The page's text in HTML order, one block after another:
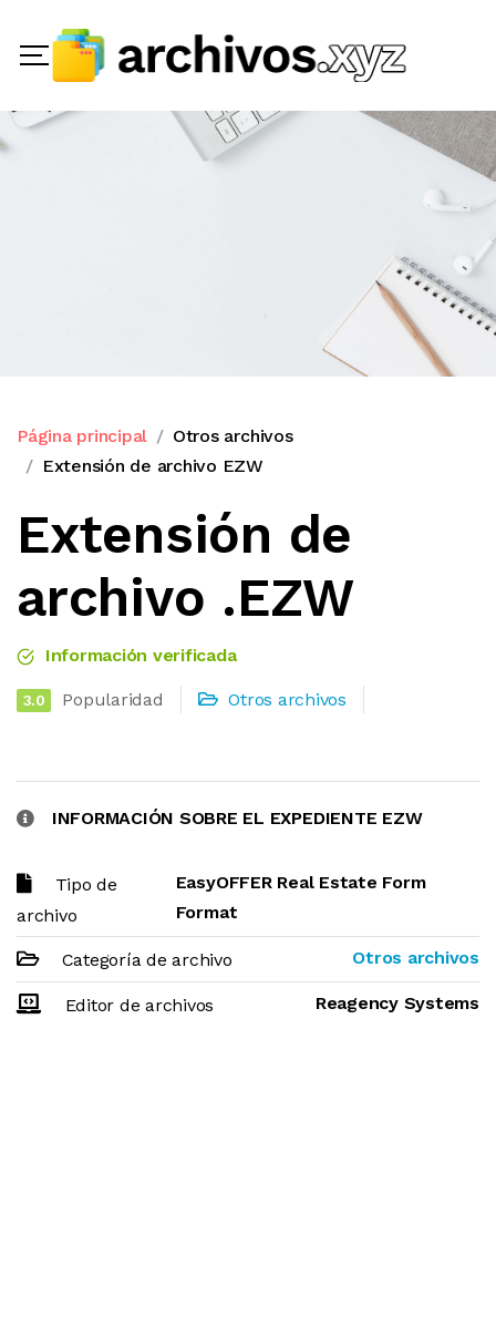
Página principal
Otros archivos
Extensión de archivo EZW
Extensión de
archivo .EZW
Información verificada
3.0 Popularidad Otros archivos
INFORMACIÓN SOBRE EL EXPEDIENTE EZW
Tipo de
archivo
EasyOFFER Real Estate Form
Format
Categoría de archivo Otros archivos
Editor de archivos Reagency Systems